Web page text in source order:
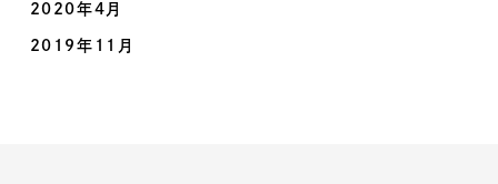
2020年4月
2019年11月